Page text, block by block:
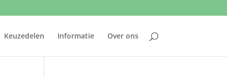
Keuzedelen Informatie Over ons